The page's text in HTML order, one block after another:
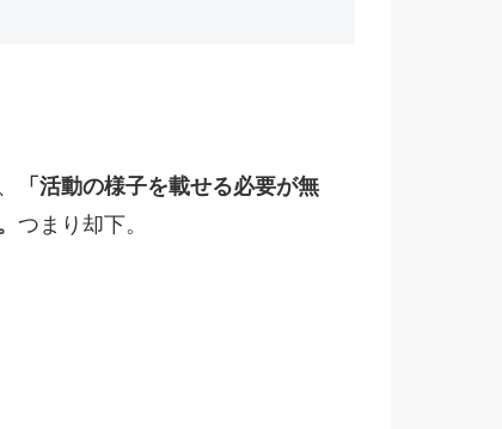
「活動の様子を載せる必要が無
つまり却下。